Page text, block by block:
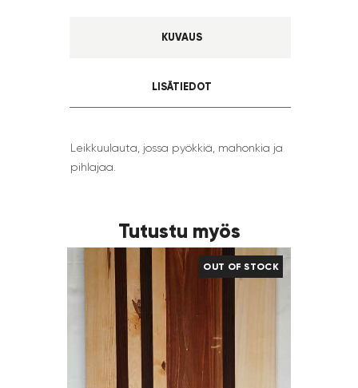
KUVAUS
LISÄTIEDOT
Leikkuulauta, jossa pyökkiä, mahonkia ja
pihlajaa.
Tutustu myös
OUT OF STOCK